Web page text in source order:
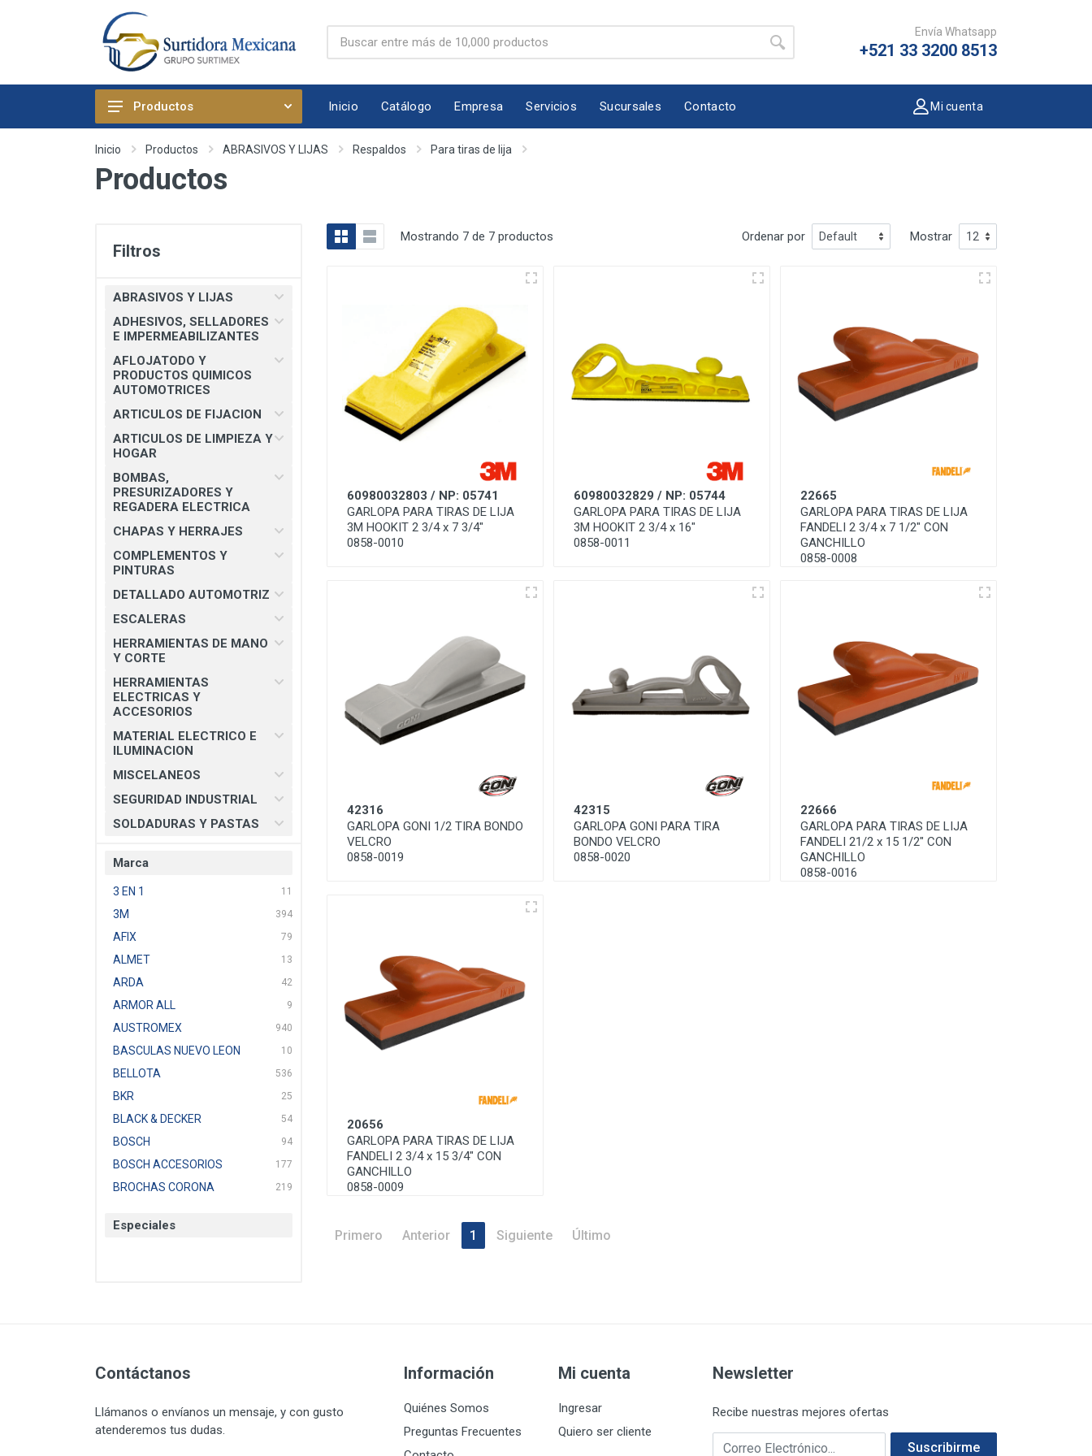
Envía Whatsapp
+521 33 3200 8513
ABRASIVOS Y LIJAS
ADHESIVOS, SELLADORES E
IMPERMEABILIZANTES
ARTICULOS DE FIJACION
HOGAR
BOMBAS, PRESURIZADORES Y
REGADERA ELECTRICA
CHAPAS Y HERRAJES
ESCALERAS
HERRAMIENTAS DE MANO Y
CORTE
HERRAMIENTAS ELECTRICAS Y
MATERIAL ELECTRICO E
MISCELANEOS
PRODUCTOS 3M
SOLDADURAS Y PASTAS
Productos Inicio Catálogo Empresa Servicios Sucursales Contacto Mi cuenta
Inicio Productos ABRASIVOS Y LIJAS Respaldos Para tiras de lija
Productos
Filtros
ABRASIVOS Y LIJAS
ADHESIVOS, SELLADORES
E IMPERMEABILIZANTES
AFLOJATODO Y
PRODUCTOS QUIMICOS
AUTOMOTRICES
ARTICULOS DE FIJACION
ARTICULOS DE LIMPIEZA Y
HOGAR
BOMBAS,
PRESURIZADORES Y
REGADERA ELECTRICA
CHAPAS Y HERRAJES
COMPLEMENTOS Y
PINTURAS
DETALLADO AUTOMOTRIZ
ESCALERAS
HERRAMIENTAS DE MANO
Y CORTE
HERRAMIENTAS
ELECTRICAS Y
ACCESORIOS
MATERIAL ELECTRICO E
ILUMINACION
MISCELANEOS
SEGURIDAD INDUSTRIAL
SOLDADURAS Y PASTAS
Marca
3 EN 1 11
3M 394
AFIX 79
ALMET 13
ARDA 42
ARMOR ALL 9
AUSTROMEX 940
BASCULAS NUEVO LEON 10
BELLOTA 536
BKR 25
BLACK & DECKER 54
BOSCH 94
BOSCH ACCESORIOS 177
BROCHAS CORONA 219
CAT
CORONA
CRESCENT 251
DAP SELLADORES
Especiales
Mostrando 7 de 7 productos Ordenar por Mostrar
60980032803 / NP: 05741
GARLOPA PARA TIRAS DE LIJA
3M HOOKIT 2 3/4 x 7 3/4"
0858-0010
60980032829 / NP: 05744
GARLOPA PARA TIRAS DE LIJA
3M HOOKIT 2 3/4 x 16"
0858-0011
22665
GARLOPA PARA TIRAS DE LIJA
FANDELI 2 3/4 x 7 1/2" CON
GANCHILLO
0858-0008
42316
GARLOPA GONI 1/2 TIRA BONDO
VELCRO
0858-0019
42315
GARLOPA GONI PARA TIRA
BONDO VELCRO
0858-0020
22666
GARLOPA PARA TIRAS DE LIJA
FANDELI 21/2 x 15 1/2" CON
GANCHILLO
0858-0016
20656
GARLOPA PARA TIRAS DE LIJA
FANDELI 2 3/4 x 15 3/4" CON
GANCHILLO
0858-0009
Primero Anterior 1 Siguiente Último
Contáctanos
Llámanos o envíanos un mensaje, y con gusto
atenderemos tus dudas.
Información
Quiénes Somos
Preguntas Frecuentes
Mi cuenta
Ingresar
Quiero ser cliente
Newsletter
Recibe nuestras mejores ofertas
Correo electrónico Suscribirme